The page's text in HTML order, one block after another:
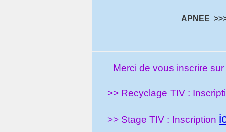
APNEE
Merci de vous inscrire
>> Recyclage TIV :
>> Stage TIV : Inscription